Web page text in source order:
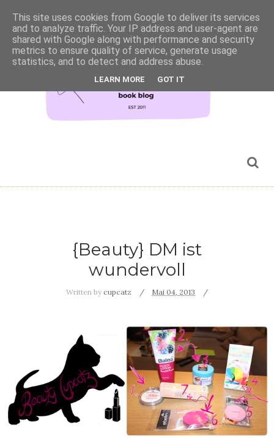
{Beauty} DM ist
wundervoll
Written by cupcatz Mai 04, 2013
This site uses cookies from Google to deliver its services
and to analyze traffic. Your IP address and user-agent are
shared with Google along with performance and security
metrics to ensure quality of service, generate usage
statistics, and to detect and address abuse.
LEARN MORE GOT IT